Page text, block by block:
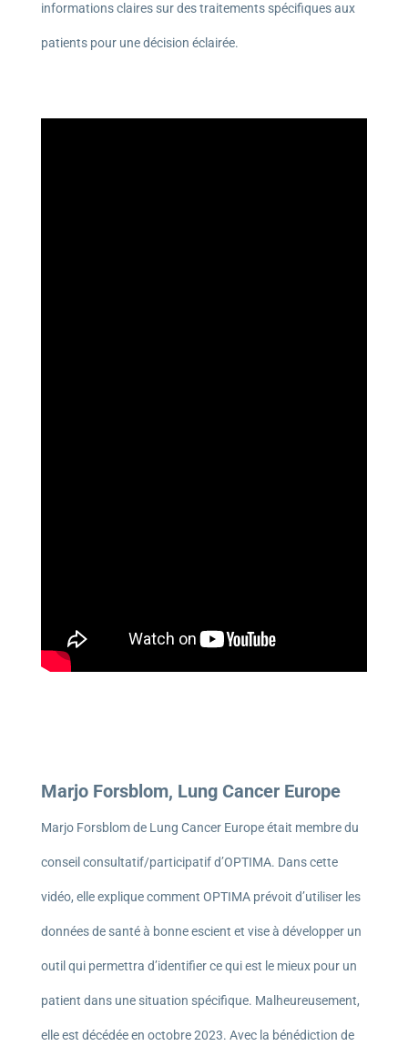
informations claires sur des traitements spécifiques aux
patients pour une décision éclairée.
Marjo Forsblom, Lung Cancer Europe
Marjo Forsblom de Lung Cancer Europe était membre du
conseil consultatif/participatif d’OPTIMA. Dans cette
vidéo, elle explique comment OPTIMA prévoit d’utiliser les
données de santé à bonne escient et vise à développer un
outil qui permettra d’identifier ce qui est le mieux pour un
patient dans une situation spécifique. Malheureusement,
elle est décédée en octobre 2023. Avec la bénédiction de